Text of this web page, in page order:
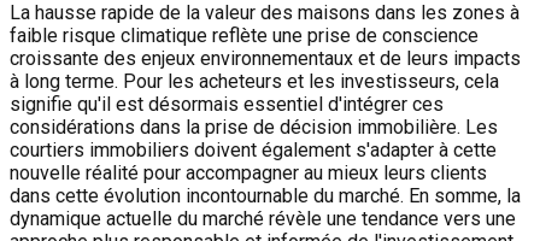
La hausse rapide de la valeur des maisons dans les zones à
faible risque climatique reflète une prise de conscience
croissante des enjeux environnementaux et de leurs impacts
à long terme. Pour les acheteurs et les investisseurs, cela
signifie qu'il est désormais essentiel d'intégrer ces
considérations dans la prise de décision immobilière. Les
courtiers immobiliers doivent également s'adapter à cette
nouvelle réalité pour accompagner au mieux leurs clients
dans cette évolution incontournable du marché. En somme, la
dynamique actuelle du marché révèle une tendance vers une